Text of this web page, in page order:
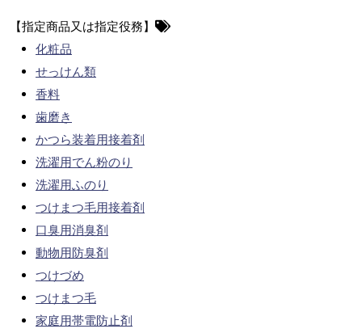
【指定商品又は指定役務】
化粧品
せっけん類
香料
歯磨き
かつら装着用接着剤
洗濯用でん粉のり
洗濯用ふのり
つけまつ毛用接着剤
口臭用消臭剤
動物用防臭剤
つけづめ
つけまつ毛
家庭用帯電防止剤